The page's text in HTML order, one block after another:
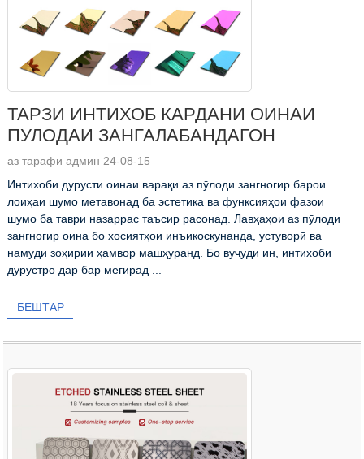
ТАРЗИ ИНТИХОБ КАРДАНИ ОИНАИ
ПУЛОДАИ ЗАНГАЛАБАНДАГОН
аз тарафи админ 24-08-15
Интихоби дурусти оинаи варақи аз пӯлоди зангногир барои
лоиҳаи шумо метавонад ба эстетика ва функсияҳои фазои
шумо ба таври назаррас таъсир расонад. Лавҳаҳои аз пӯлоди
зангногир оина бо хосиятҳои инъикоскунанда, устуворӣ ва
намуди зоҳирии ҳамвор машҳуранд. Бо вуҷуди ин, интихоби
дурустро дар бар мегирад ...
БЕШТАР